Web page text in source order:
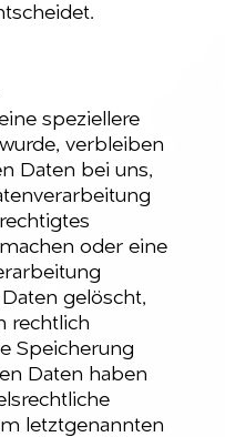
speziellere
verbleiben
Daten bei uns,
oder eine
gelöscht,
rechtlich
Speicherung
Daten haben
letztgenannten